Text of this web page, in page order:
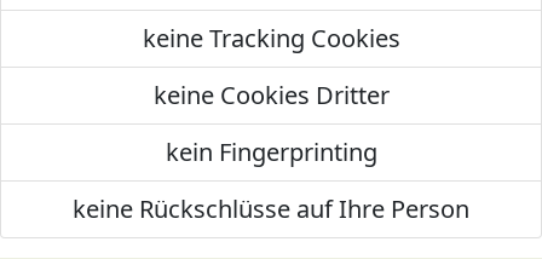
keine Tracking Cookies
keine Cookies Dritter
kein Fingerprinting
keine Rückschlüsse auf Ihre Person